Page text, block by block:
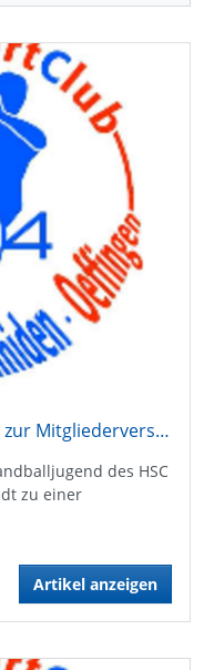
HSC-Förderverein: Einladung zur Mitgliederversammlung
des HSC
zu einer
Artikel anzeigen